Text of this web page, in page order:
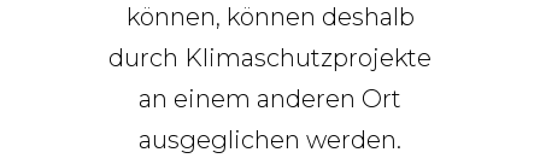
können, können deshalb
durch Klimaschutzprojekte
an einem anderen Ort
ausgeglichen werden.